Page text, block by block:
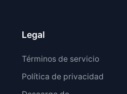
Legal
Términos de servicio
Política de privacidad